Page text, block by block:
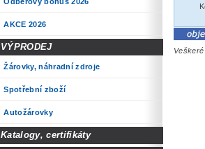
AKCE 2026
VÝPRODEJ
Žárovky, náhradní zdroje
Spotřební zboží
Autožárovky
Katalogy, certifikáty